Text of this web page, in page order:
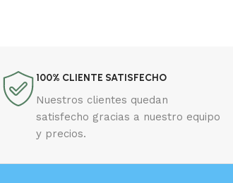
100% CLIENTE SATISFECHO
Nuestros clientes quedan
satisfecho gracias a nuestro equipo
y precios.